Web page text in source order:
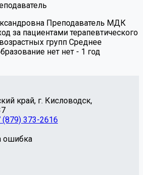
Преподаватель МДК
за пациентами терапевтического
групп Среднее
нет нет - 1 год
край, г. Кисловодск,
(879) 373-2616
ошибка